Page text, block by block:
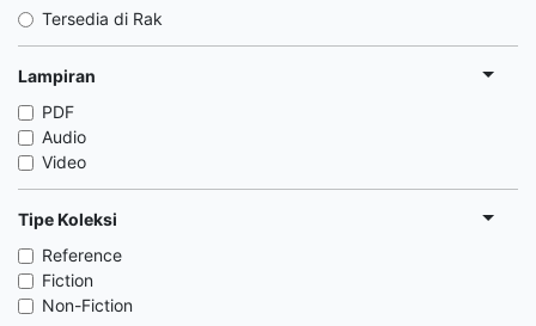
Tersedia di Rak
Lampiran
PDF
Audio
Video
Tipe Koleksi
Reference
Fiction
Non-Fiction